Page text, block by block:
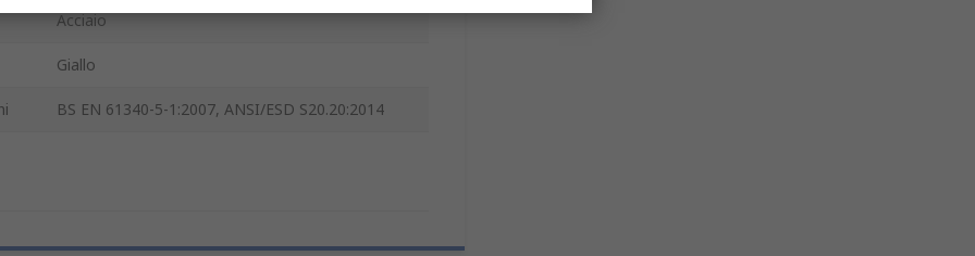
Acciaio
Giallo
BS EN 61340-5-1:2007, ANSI/ESD S20.20:2014